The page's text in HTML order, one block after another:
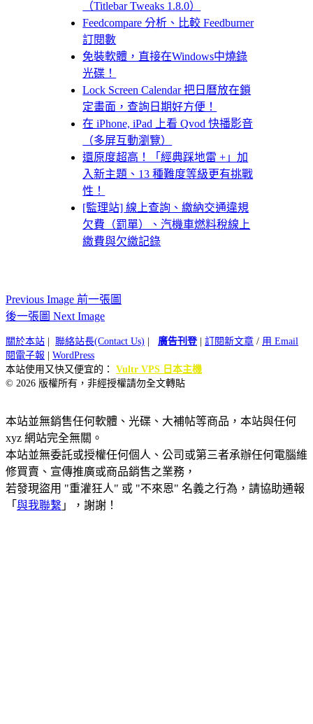
（Titlebar Tweaks 1.8.0）
Feedcompare 分析、比較 Feedburner
訂閱數
免裝軟體，直接在Windows中燒錄
光碟！
Lock Screen Calendar 把日曆放在鎖
定畫面，查詢日期好方便！
在 iPhone, iPad 上看 Qvod 快播影音
（多屏互動瀏覽）
還原度超高！「經典踩地雷 +」加
入新主題、13 種難度等級更有挑戰
性！
[監理站] 線上查詢、繳納交通違規
欠費（罰單）、汽機車燃料稅線上
繳費與欠繳記錄
Previous Image 前一張圖
後一張圖 Next Image
關於本站 聯絡站長(Contact Us) 廣告刊登| 訂閱新文章 / 用 Email
閱電子報
WordPress
本站使用又快又便宜的： Vultr VPS 日本主機
© 2026 版權所有，非經授權請勿全文轉貼
本站並無銷售任何軟體、光碟、大補帖等商品，本站與任何
xyz 網站完全無關。
本站並無委託或授權任何個人、公司或第三者承辦任何電腦維
修買賣、宣傳推廣或商品銷售之業務，
若發現盜用 "重灌狂人" 或 "不來恩" 名義之行為，請協助通報
「 與我聯繫 」，謝謝！